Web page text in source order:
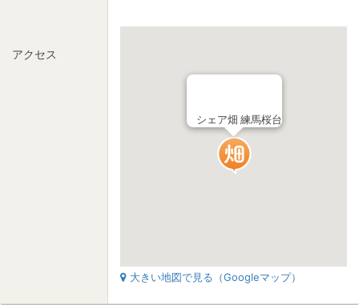
アクセス
シェア畑 練馬桜台
大きい地図で見る（Googleマップ）